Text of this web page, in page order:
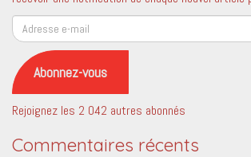
Adresse
e-
mail
Abonnez-vous
Rejoignez les 2 042 autres abonnés
Commentaires récents